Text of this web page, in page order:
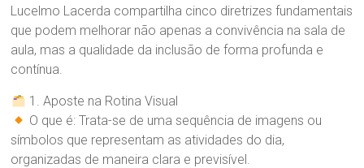
Lucelmo Lacerda compartilha cinco diretrizes fundamentais
que podem melhorar não apenas a convivência na sala de
aula, mas a qualidade da inclusão de forma profunda e
contínua.
1. Aposte na Rotina Visual
O que é: Trata-se de uma sequência de imagens ou
símbolos que representam as atividades do dia,
organizadas de maneira clara e previsível.